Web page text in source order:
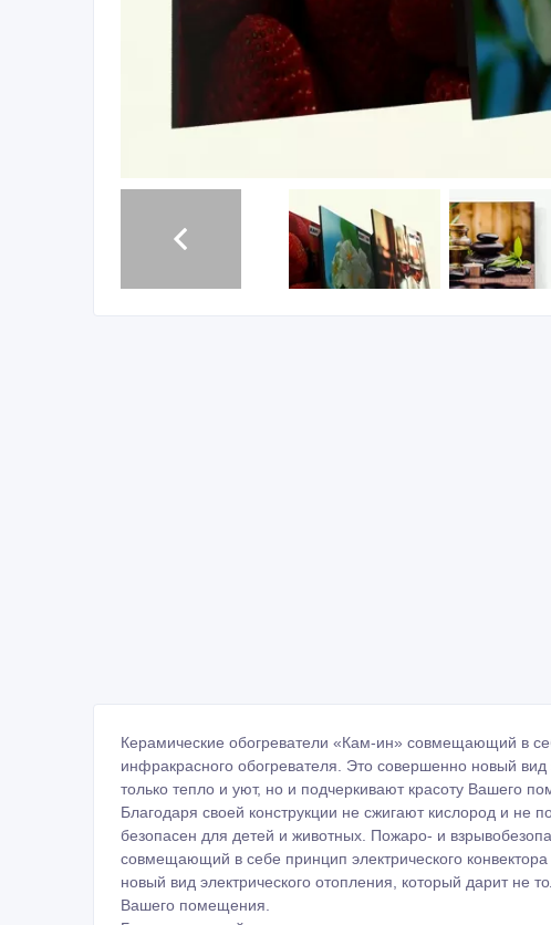
Благодаря своей конструкции не сжигают кислород и не
безопасен для детей и животных. Пожаро- и
совмещающий в себе принцип электрического
новый вид электрического отопления, который дарит не
Вашего помещения.
Благодаря своей конструкции не сжигают кислород и не
безопасен для детей и животных. Пожаро- и
Уникальность наших панелей в том что мы можем